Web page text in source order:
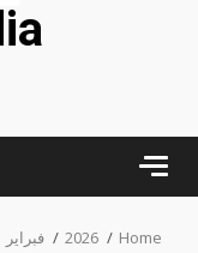
Home
2026 فبراير